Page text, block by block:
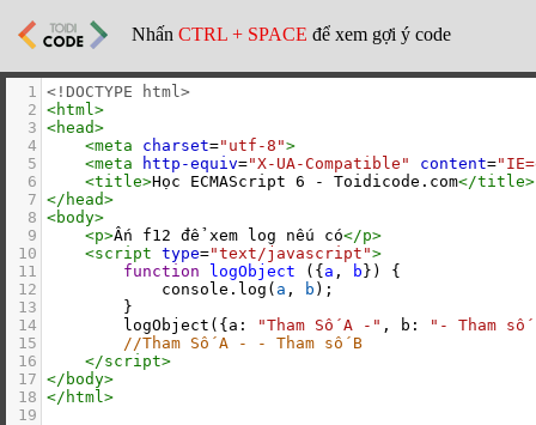
Nhấn CTRL + SPACE để xem gợi ý code
1 <!DOCTYPE html>
2 <html>
3 <head>
4
<meta charset="utf-8">
5
<meta http-equiv="X-UA-Compatible" content=
6
<title>Học ECMAScript 6 - Toidicode.com</title>
7 </ head>
8 <body>
9
<p>Ấn f12 để xem log nếu có</p>
10
<script type="text/javascript">
11
function logObject ({ a , b }) {
12
console . log ( a , b );
13
        }
14
logObject ({ a : "Tham Số A -" , b :
"- Tham số
15
//Tham Số A - - Tham số B
16
</script>
17 </ body>
18 </ html>
19